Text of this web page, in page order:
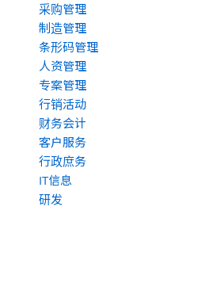
采购管理
制造管理
条形码管理
人资管理
专案管理
行销活动
财务会计
客户服务
行政庶务
IT信息
研发